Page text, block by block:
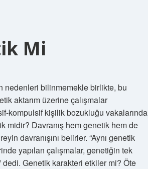
Mi
nedenleri bilinmemekle birlikte, bu
aktarım üzerine çalışmalar
kompulsif kişilik bozukluğu vakalarında
midir? Davranış hem genetik hem de
davranışını belirler. “Aynı genetik
yapılan çalışmalar, genetiğin tek
dedi. Genetik karakteri etkiler mi? Öte